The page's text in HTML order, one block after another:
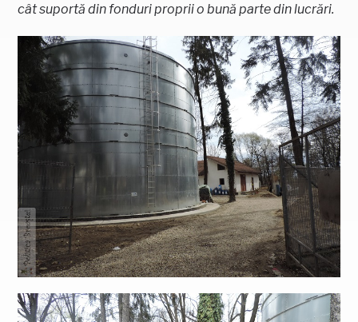
cât suportă din fonduri proprii o bună parte din lucrări.